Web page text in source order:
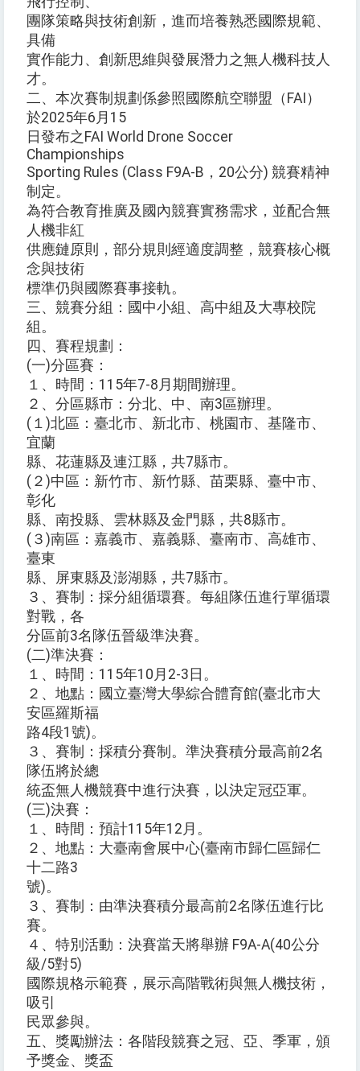
團隊策略與技術創新，進而培養熟悉國際規範、
具備
實作能力、創新思維與發展潛力之無人機科技人
才。
二、本次賽制規劃係參照國際航空聯盟（FAI）
於2025年6月15
日發布之FAI World Drone Soccer
Championships
Sporting Rules (Class F9A-B，20公分) 競賽精神
制定。
為符合教育推廣及國內競賽實務需求，並配合無
人機非紅
供應鏈原則，部分規則經適度調整，競賽核心概
念與技術
標準仍與國際賽事接軌。
三、競賽分組：國中小組、高中組及大專校院
組。
四、賽程規劃：
(一)分區賽：
１、時間：115年7-8月期間辦理。
２、分區縣市：分北、中、南3區辦理。
(１)北區：臺北市、新北市、桃園市、基隆市、
宜蘭
縣、花蓮縣及連江縣，共7縣市。
(２)中區：新竹市、新竹縣、苗栗縣、臺中市、
彰化
縣、南投縣、雲林縣及金門縣，共8縣市。
(３)南區：嘉義市、嘉義縣、臺南市、高雄市、
臺東
縣、屏東縣及澎湖縣，共7縣市。
３、賽制：採分組循環賽。每組隊伍進行單循環
對戰，各
分區前3名隊伍晉級準決賽。
(二)準決賽：
１、時間：115年10月2-3日。
２、地點：國立臺灣大學綜合體育館(臺北市大
安區羅斯福
路4段1號)。
３、賽制：採積分賽制。準決賽積分最高前2名
隊伍將於總
統盃無人機競賽中進行決賽，以決定冠亞軍。
(三)決賽：
１、時間：預計115年12月。
２、地點：大臺南會展中心(臺南市歸仁區歸仁
十二路3
號)。
３、賽制：由準決賽積分最高前2名隊伍進行比
賽。
４、特別活動：決賽當天將舉辦 F9A-A(40公分
級/5對5)
國際規格示範賽，展示高階戰術與無人機技術，
吸引
民眾參與。
五、獎勵辦法：各階段競賽之冠、亞、季軍，頒
予獎金、獎盃